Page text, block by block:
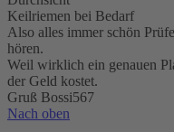
Keilriemen bei Bedarf
Also alles immer schön
hören.
Weil wirklich ein genauen
der Geld kostet.
Gruß Bossi567
Nach oben